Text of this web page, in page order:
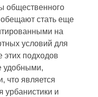
общественного
стать еще
на
условий для
этих подходов
удобными,
что является
урбанистики и